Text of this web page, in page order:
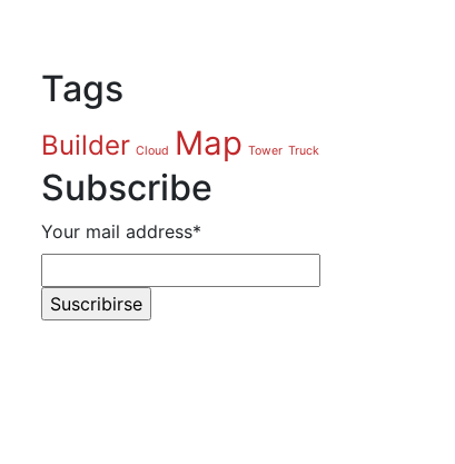
Tags
Builder Cloud Map Tower Truck
Subscribe
Your mail address*